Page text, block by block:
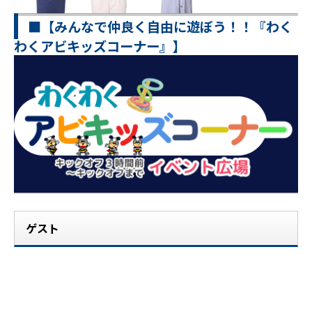
■【みんなで仲良く自由に遊ぼう！！『わく
わくアビキッズコーナー』】
ゲスト